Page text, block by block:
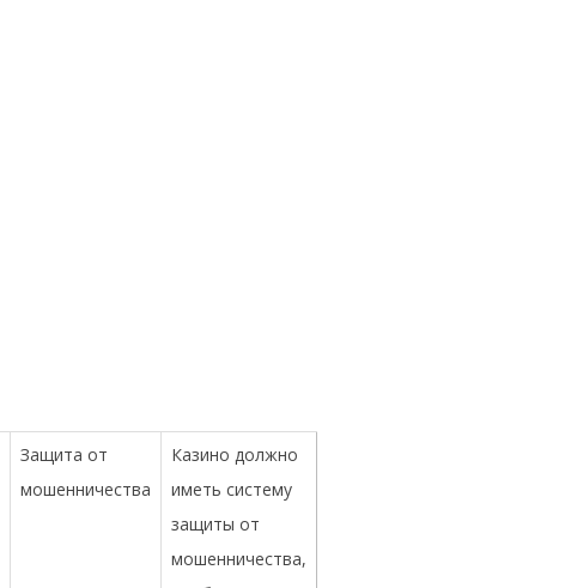
Защита от
мошенничества
Казино должно
иметь систему
защиты от
мошенничества,